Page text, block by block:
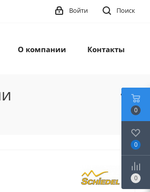
Поиск
Войти
О компании Контакты
0
0
0